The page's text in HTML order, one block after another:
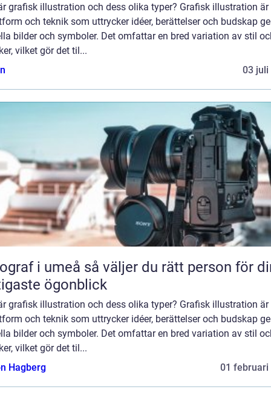
grafisk illustration och dess olika typer? Grafisk illustration är
och teknik som uttrycker idéer, berättelser och budskap
bilder och symboler. Det omfattar en bred variation av stil
vilket gör det til...
03 juli
så väljer du rätt person för dina
ögonblick
grafisk illustration och dess olika typer? Grafisk illustration är
och teknik som uttrycker idéer, berättelser och budskap
bilder och symboler. Det omfattar en bred variation av stil
vilket gör det til...
Hagberg
01 februari